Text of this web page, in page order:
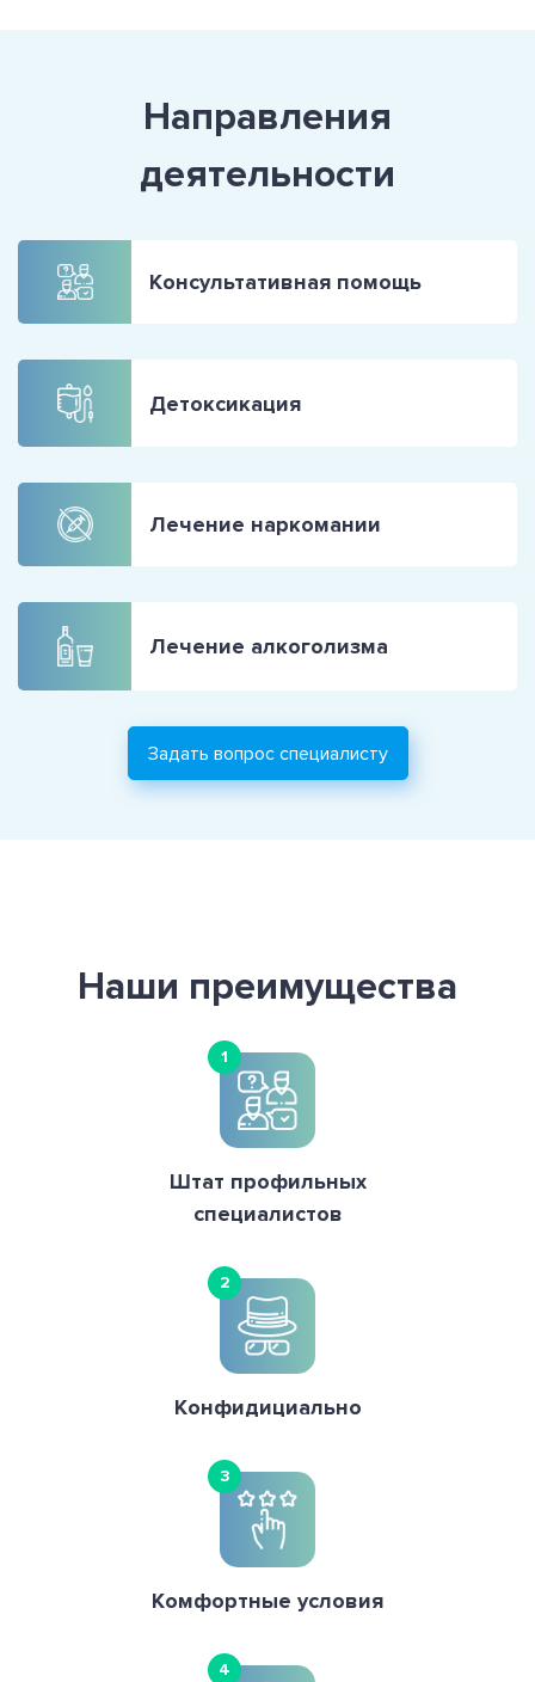
Направления
деятельности
Консультативная помощь
Детоксикация
Лечение наркомании
Лечение алкоголизма
Задать вопрос специалисту
Наши преимущества
1
Штат профильных
специалистов
2
Конфидициально
3
Комфортные условия
4